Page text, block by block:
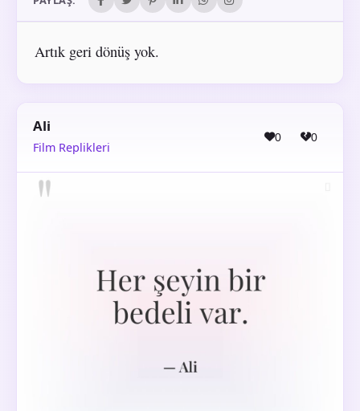
Artık geri dönüş yok.
Ali
Film Replikleri
0 0